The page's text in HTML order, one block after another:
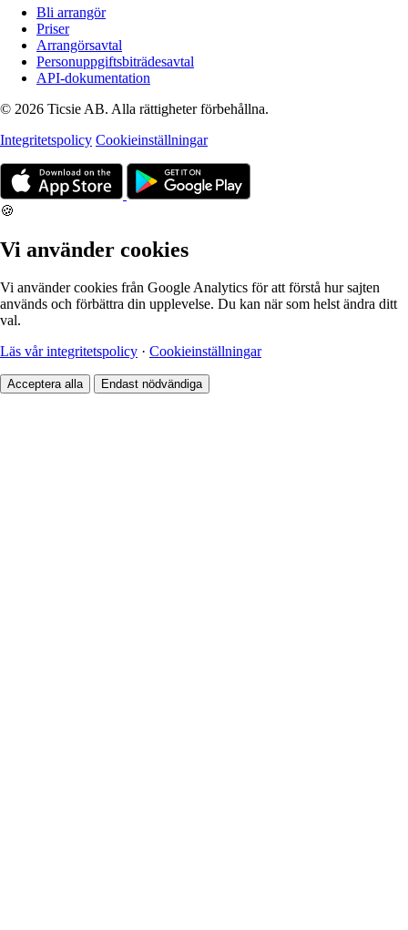
Bli arrangör
Priser
Arrangörsavtal
Personuppgiftsbiträdesavtal
API-dokumentation
© 2026 Ticsie AB. Alla rättigheter förbehållna.
Integritetspolicy Cookieinställningar
🍪
Vi använder cookies
Vi använder cookies från Google Analytics för att förstå hur sajten
används och förbättra din upplevelse. Du kan när som helst ändra ditt
val.
Läs vår integritetspolicy · Cookieinställningar
Acceptera alla Endast nödvändiga